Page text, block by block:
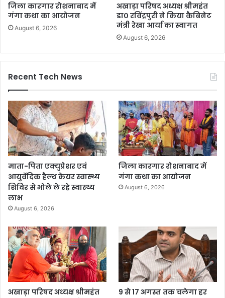
जिला कारगार रोशनाबाद में
गंगा कथा का आयोजन
August 6, 2026
अखाड़ा परिषद अध्यक्ष श्रीमहंत
डा० रविंद्रपुरी ने किया कैबिनेट
मंत्री रेखा आर्या का स्वागत
August 6, 2026
Recent Tech News
माता-पिता एक्युप्रेशर एवं
आयुर्वेदिक हैल्थ केयर स्वास्थ्य
शिविर से भोले ले रहे स्वास्थ्य
लाभ
August 6, 2026
जिला कारगार रोशनाबाद में
गंगा कथा का आयोजन
August 6, 2026
अखाड़ा परिषद अध्यक्ष श्रीमहंत
9 से 17 अगस्त तक चलेगा हर